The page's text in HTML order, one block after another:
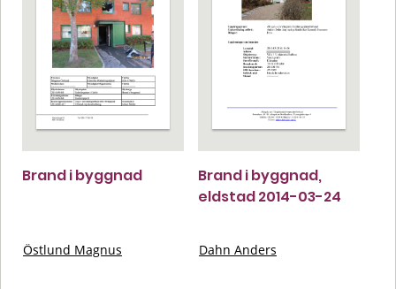
Brand i byggnad
Östlund Magnus
Brand i byggnad,
eldstad 2014-03-24
Dahn Anders